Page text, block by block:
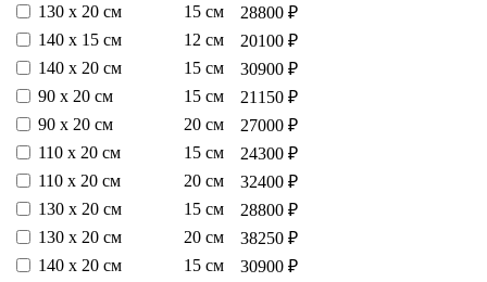
130 х 20 см
15 см
28800 ₽
140 х 15 см
12 см
20100 ₽
140 х 20 см
15 см
30900 ₽
90 х 20 см
15 см
21150 ₽
90 х 20 см
20 см
27000 ₽
110 х 20 см
15 см
24300 ₽
110 х 20 см
20 см
32400 ₽
130 х 20 см
15 см
28800 ₽
130 х 20 см
20 см
38250 ₽
140 х 20 см
15 см
30900 ₽